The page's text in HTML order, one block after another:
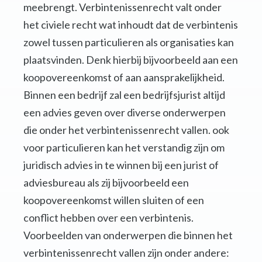
meebrengt. Verbintenissenrecht valt onder
het civiele recht wat inhoudt dat de verbintenis
zowel tussen particulieren als organisaties kan
plaatsvinden. Denk hierbij bijvoorbeeld aan een
koopovereenkomst of aan aansprakelijkheid.
Binnen een bedrijf zal een bedrijfsjurist altijd
een advies geven over diverse onderwerpen
die onder het verbintenissenrecht vallen. ook
voor particulieren kan het verstandig zijn om
juridisch advies in te winnen bij een jurist of
adviesbureau als zij bijvoorbeeld een
koopovereenkomst willen sluiten of een
conflict hebben over een verbintenis.
Voorbeelden van onderwerpen die binnen het
verbintenissenrecht vallen zijn onder andere: